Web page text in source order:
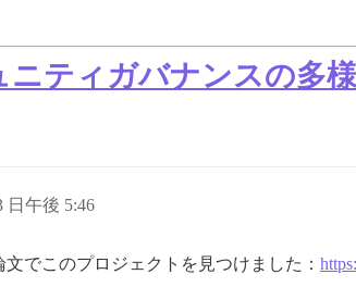
ティガバナンスの多
日午後 5:46
でこのプロジェクトを見つけました：